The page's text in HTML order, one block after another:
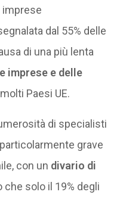
imprese
dal 55% delle
di una più lenta
imprese e delle
Paesi UE.
di specialisti
grave
con un divario di
che solo il 19% degli